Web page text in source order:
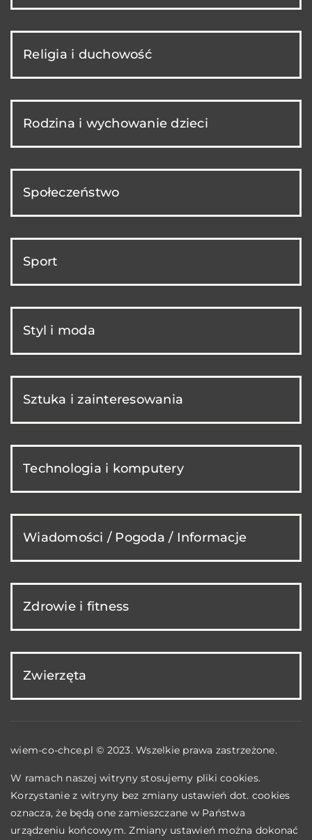
Religia i duchowość
Rodzina i wychowanie dzieci
Społeczeństwo
Sport
Styl i moda
Sztuka i zainteresowania
Technologia i komputery
Wiadomości / Pogoda / Informacje
Zdrowie i fitness
Zwierzęta
wiem-co-chce.pl © 2023. Wszelkie prawa zastrzeżone.
W ramach naszej witryny stosujemy pliki cookies.
Korzystanie z witryny bez zmiany ustawień dot. cookies
oznacza, że będą one zamieszczane w Państwa
urządzeniu końcowym. Zmiany ustawień można dokonać